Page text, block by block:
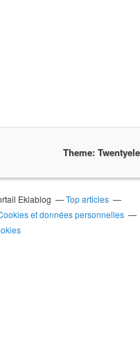
Theme:
Eklablog
Top articles
et données personnelles